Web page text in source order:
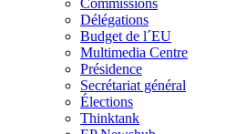
Commissions
Délégations
Budget de l´EU
Multimedia Centre
Présidence
Secrétariat général
Élections
Thinktank